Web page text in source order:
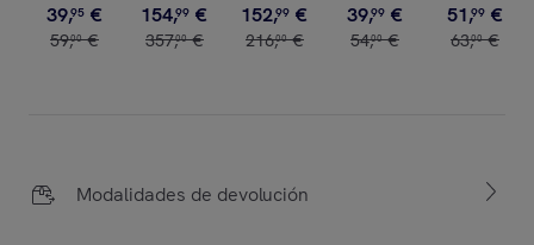
39,95 €
59,00 €
154,99 €
357,00 €
152,99 €
216,00 €
39,99 €
54,00 €
51,99 €
63,00 €
Modalidades de devolución